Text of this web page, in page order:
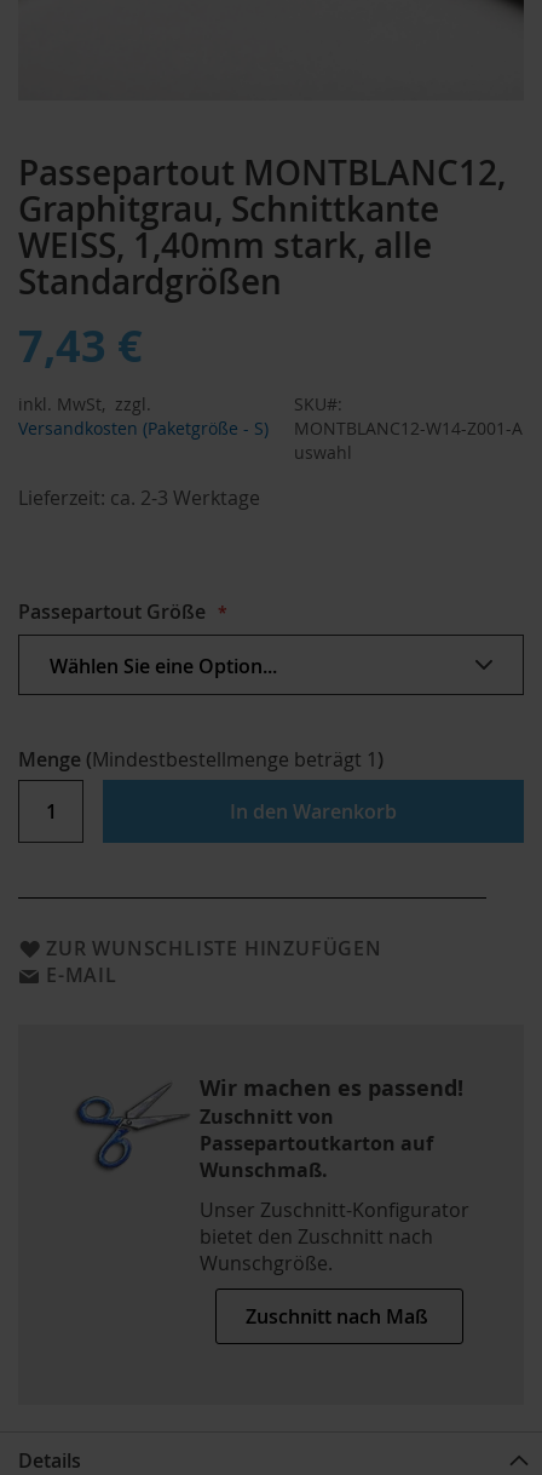
Passepartout MONTBLANC12,
Graphitgrau, Schnittkante
WEISS, 1,40mm stark, alle
Standardgrößen
7,43 €
inkl. MwSt, zzgl.
Versandkosten (Paketgröße - S)
SKU
MONTBLANC12-W14-Z001-A
uswahl
Lieferzeit: ca. 2-3 Werktage
Passepartout Größe
Menge (Mindestbestellmenge beträgt 1)
In den Warenkorb
ZUR WUNSCHLISTE HINZUFÜGEN
E-MAIL
Wir machen es passend!
Zuschnitt von
Passepartoutkarton auf
Wunschmaß.
Unser Zuschnitt-Konfigurator
bietet den Zuschnitt nach
Wunschgröße.
Zuschnitt nach Maß
der
Bildergalerie
springen
Details